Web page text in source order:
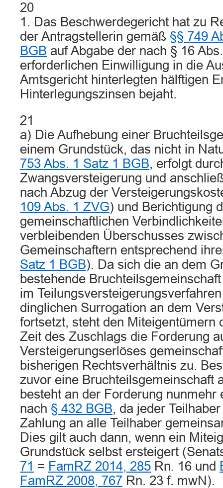
20
1. Das Beschwerdegericht hat zu
der Antragstellerin gemäß §§ 749
BGB auf Abgabe der nach § 16
erforderlichen Einwilligung in die
Amtsgericht hinterlegten hälftigen
Hinterlegungszinsen bejaht.
21
a) Die Aufhebung einer
einem Grundstück, das nicht in
753 Abs. 1 Satz 1 BGB, erfolgt
Zwangsversteigerung und
nach Abzug der
109 Abs. 1 ZVG) und Berichtigung
gemeinschaftlichen
verbleibenden Überschusses
Gemeinschaftern entsprechend
Satz 1 BGB). Da sich die an dem
bestehende
im
dinglichen Surrogation an dem
fortsetzt, steht den Miteigentümern
Zeit des Zuschlags die Forderung
Versteigerungserlöses
bisherigen Rechtsverhältnis zu.
zuvor eine Bruchteilsgemeinschaft
besteht an der Forderung nunmehr
nach § 432 BGB, da jeder
Zahlung an alle Teilhaber
Dies gilt auch dann, wenn ein
Grundstück selbst ersteigert
71 = FamRZ 2014, 285 Rn. 16 und
FamRZ 2008, 767 Rn. 23 f. mwN).